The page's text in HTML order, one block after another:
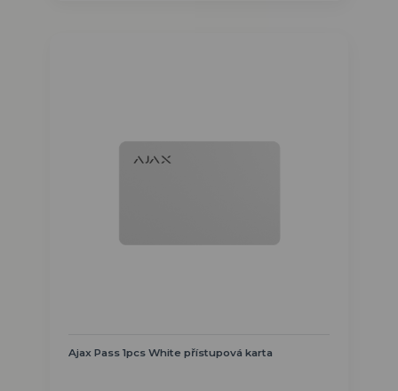
Ajax Pass 1pcs White přístupová karta